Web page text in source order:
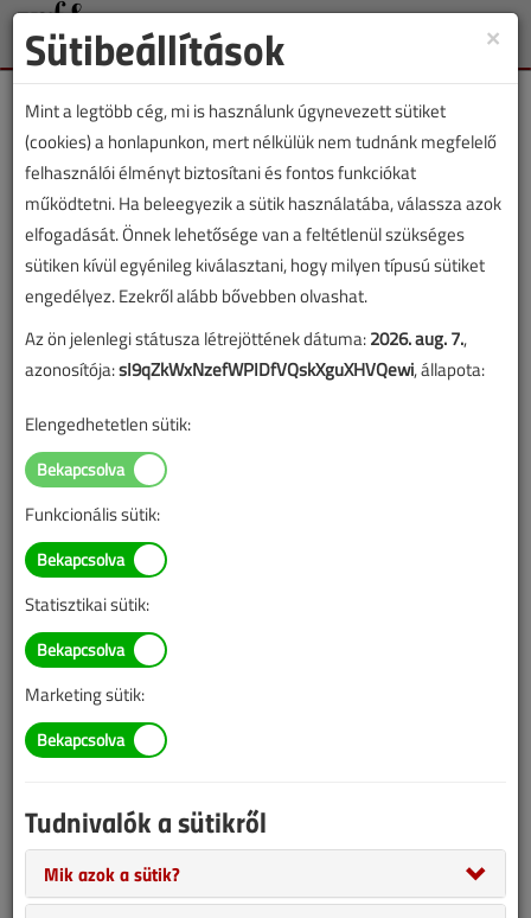
Toggle
Hordós László Gergely
SZERZŐK LISTÁJA
2618 ||
Hordós László Gergely cikkei
2015. július 31. |
2779
Egy valódi gyöngyszemre sikerült lelnünk az elmúlt hetekben a
festői Királyok útján, egy társasház udvarán.
×
Sütibeállítások
Mint a legtöbb cég, mi is használunk úgynevezett sütiket
(cookies) a honlapunkon, mert nélkülük nem tudnánk megfelelő
felhasználói élményt biztosítani és fontos funkciókat
működtetni. Ha beleegyezik a sütik használatába, válassza azok
elfogadását. Önnek lehetősége van a feltétlenül szükséges
sütiken kívül egyénileg kiválasztani, hogy milyen típusú sütiket
engedélyez. Ezekről alább bővebben olvashat.
Az ön jelenlegi státusza létrejöttének dátuma:2026. aug. 7.,
azonosítója:sI9qZkWxNzefWPIDfVQskXguXHVQewi, állapota:
Elengedhetetlen sütik:
Funkcionális sütik:
Statisztikai sütik:
Marketing sütik:
Tudnivalók a sütikről
Mik azok a sütik?